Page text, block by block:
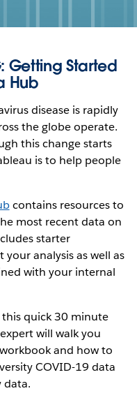
Getting Started
Hub
disease is rapidly
the globe operate.
this change starts
is to help people
contains resources to
most recent data on
starter
analysis as well as
with your internal
quick 30 minute
will walk you
and how to
COVID-19 data
data.